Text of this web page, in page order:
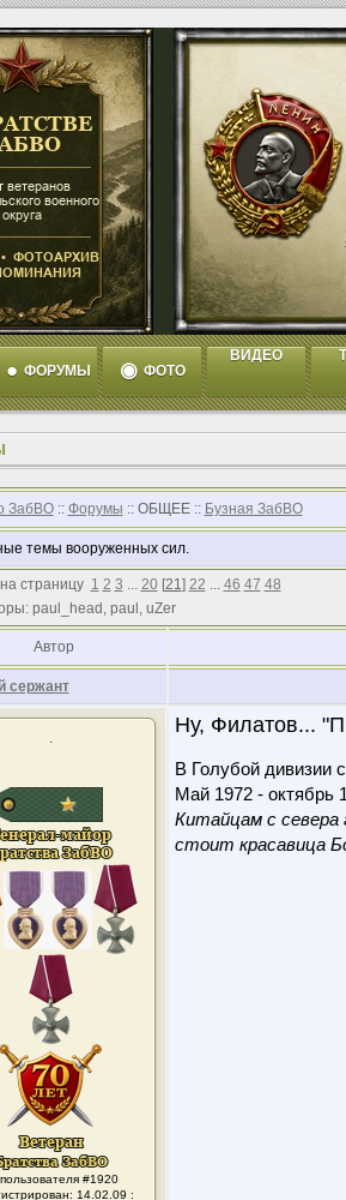
● ФОРУМЫ ◉ ФОТО
ВИДЕО
ЗабВО:: Форумы :: ОБЩЕЕ :: Бузная ЗабВО
темы вооруженных сил.
страницу 1 2 3 ... 20 [21] 22 ... 46 47 48
paul_head, paul, uZer
Автор
сержант
.
#1920
14.02.09 :
Ну, Филатов...
В Голубой дивизии
Май 1972 - октябрь
Китайцам с севера
стоит красавица